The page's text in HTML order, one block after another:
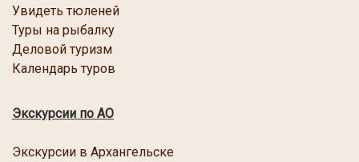
Увидеть тюленей
Туры на рыбалку
Деловой туризм
Календарь туров
Экскурсии по АО
Экскурсии в Архангельске